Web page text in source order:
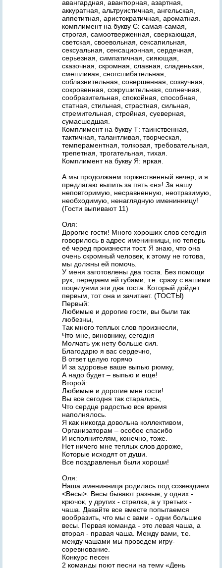
авангардная, авантюрная, азартная,
аккуратная, альтруистичная, ангельская,
аппетитная, аристократичная, ароматная.
комплимент на букву С: самая-самая,
строгая, самоотверженная, сверкающая,
светская, своевольная, сексапильная,
сексуальная, сенсационная, сердечная,
серьезная, симпатичная, сияющая,
сказочная, скромная, славная, сладенькая,
смешливая, сногсшибательная,
соблазнительная, совершенная, созвучная,
сокровенная, сокрушительная, солнечная,
сообразительная, спокойная, способная,
статная, стильная, страстная, сильная,
стремительная, стройная, суеверная,
сумасшедшая.
Комплимент на букву Т: таинственная,
тактичная, талантливая, творческая,
темпераментная, толковая, требовательная,
трепетная, трогательная, тихая.
Комплимент на букву Я: яркая.
А мы продолжаем торжественный вечер, и я
предлагаю выпить за пять «н»! За нашу
неповторимую, несравненную, неотразимую,
необходимую, ненаглядную именинницу!
(Гости выпивают 11)
Оля:
Дорогие гости! Много хороших слов сегодня
говорилось в адрес именинницы, но теперь
её черед произнести тост. Я знаю, что она
очень скромный человек, к этому не готова,
мы должны ей помочь.
У меня заготовлены два тоста. Без помощи
рук, передаем ей губами, т.е. сразу с вашими
поцелуями эти два тоста. Который дойдет
первым, тот она и зачитает. (ТОСТЫ)
Первый:
Любимые и дорогие гости, вы были так
любезны,
Так много теплых слов произнесли,
Что мне, виновнику, сегодня
Молчать уж нету больше сил.
Благодарю я вас сердечно,
В ответ целую горячо
И за здоровье ваше выпью рюмку,
А надо будет – выпью и еще!
Второй:
Любимые и дорогие мне гости!
Вы все сегодня так старались,
Что сердце радостью все время
наполнялось.
Я как никогда довольна коллективом,
Организаторам – особое спасибо
И исполнителям, конечно, тоже.
Нет ничего мне теплых слов дороже,
Которые исходят от души.
Все поздравленья были хороши!
Оля:
Наша именинница родилась под созвездием
<Весы>. Весы бывают разные; у одних -
крючок, у других - стрелка, а у третьих -
чаша. Давайте все вместе попытаемся
вообразить, что мы с вами - одни большие
весы. Первая команда - это левая чаша, а
вторая - правая чаша. Между вами, т.е.
между чашами мы проведем игру-
соревнование.
Конкурс песен
2 команды поют песни на тему «День